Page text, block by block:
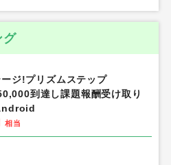
グ
ジ!プリズムステップ
到達し課題報酬受け取り
相当